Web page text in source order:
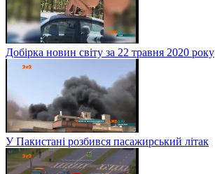
Добірка новин світу за 22 травня 2020 року
У Пакистані розбився пасажирський літак